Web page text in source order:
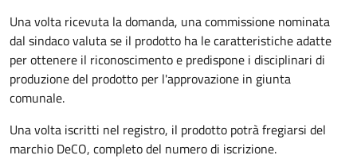
Una volta ricevuta la domanda, una commissione nominata
dal sindaco valuta se il prodotto ha le caratteristiche adatte
per ottenere il riconoscimento e predispone i disciplinari di
produzione del prodotto per l'approvazione in giunta
comunale.
Una volta iscritti nel registro, il prodotto potrà fregiarsi del
marchio DeCO, completo del numero di iscrizione.